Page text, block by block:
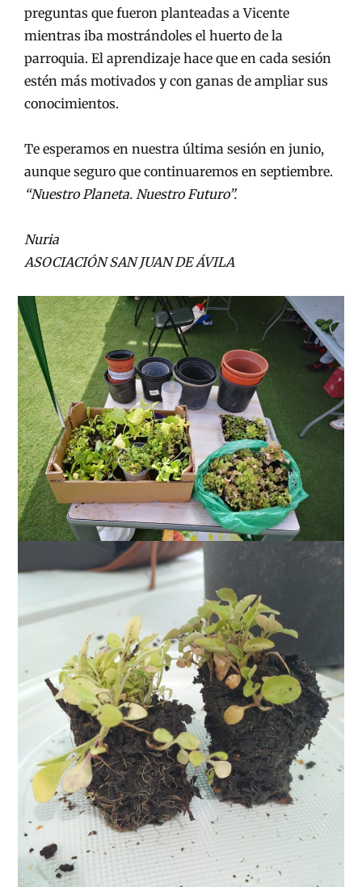
preguntas que fueron planteadas a Vicente
mientras iba mostrándoles el huerto de la
parroquia. El aprendizaje hace que en cada sesión
estén más motivados y con ganas de ampliar sus
conocimientos.
Te esperamos en nuestra última sesión en junio,
aunque seguro que continuaremos en septiembre.
“Nuestro Planeta. Nuestro Futuro”.
Nuria
ASOCIACIÓN SAN JUAN DE ÁVILA